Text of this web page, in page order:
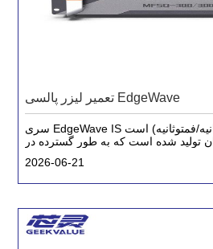
تعمیر لیزر پالسی EdgeWave
سری EdgeWave IS یک لیزر پالس کوتاه (پیکوثانیه/فمتوثانیه) است
تولید شده است که به طور گسترده در
2026-06-21